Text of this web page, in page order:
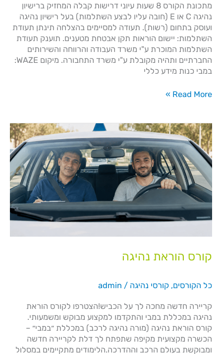
מתכונת הקורס 8 שעות עיוני דרישות קבלה המחזיק ברישיון
נהיגה C או E (חובה עליו לבצע השתלמות) בעל רישיון נהיגה
ועוסק בתחום (רשות). תעודה למסיימים בהצלחה תינתן תעודת
השתלמות: יישום הוראות תקן אבטחת מטענים. תוענק תעודת
השתלמות המוכרת ע"י משרד העבודה והרווחה והשירותים
החברתיים ותהיה מקובלת ע"י משרד התחבורה. מיקום WAZE:
במבי כנות מידע כללי​
Read More »
קורס הוראת נהיגה
כל הקורסים, קורסי נהיגה /
admin
קריירה חדשה מחכה לך על הכביש!הצטרפו לקורס הוראת
נהיגה במכללת במבי והתקדמו למקצוע מבוקש ומשמעותי.
קורס הוראת נהיגה (מורה נהיגה לרכב) במכללת ״במבי״ –
הכשרה מקצועית מקיפה שתפתח לך דלת לקריירה חדשה
ומבוקשת בעולם הרכב וההדרכה.הלימודים מתקיימים במסלול
קורס
הוראת
נהיגה